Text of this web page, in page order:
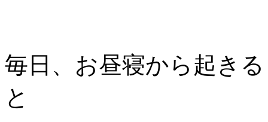
毎日、お昼寝から起き
と